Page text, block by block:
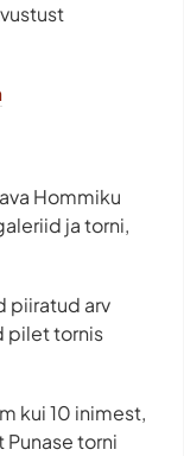
Hommiku
ja torni,
piiratud arv
pilet tornis
kui 10 inimest,
torni